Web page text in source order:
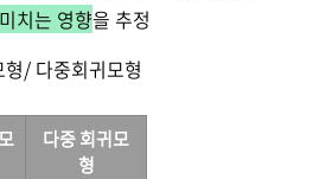
치는 영향을 추정
/ 다중회귀모형
다중 회귀모
형